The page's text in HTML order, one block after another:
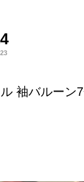
袖バルーン